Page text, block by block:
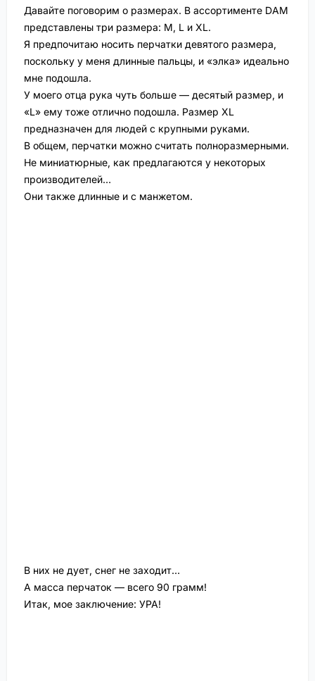
Давайте поговорим о размерах. В ассортименте DAM
представлены три размера: M, L и XL.
Я предпочитаю носить перчатки девятого размера,
поскольку у меня длинные пальцы, и «элка» идеально
мне подошла.
У моего отца рука чуть больше — десятый размер, и
«L» ему тоже отлично подошла. Размер XL
предназначен для людей с крупными руками.
В общем, перчатки можно считать полноразмерными.
Не миниатюрные, как предлагаются у некоторых
производителей…
Они также длинные и с манжетом.
В них не дует, снег не заходит…
А масса перчаток — всего 90 грамм!
Итак, мое заключение: УРА!